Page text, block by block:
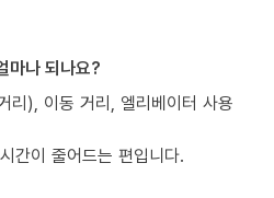
마나 되나요?
리), 이동 거리, 엘리베이터 사용
간이 줄어드는 편입니다.